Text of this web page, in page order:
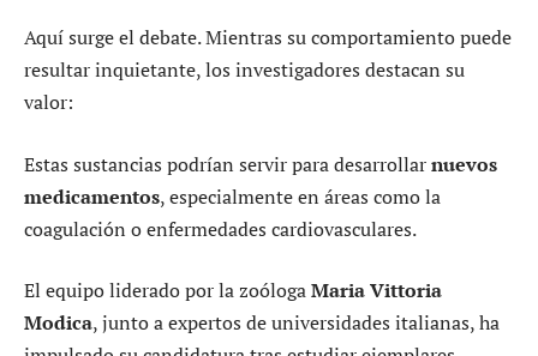
Aquí surge el debate. Mientras su comportamiento puede
resultar inquietante, los investigadores destacan su
valor:
Estas sustancias podrían servir para desarrollarnuevos
medicamentos, especialmente en áreas como la
coagulación o enfermedades cardiovasculares.
El equipo liderado por la zoólogaMaria Vittoria
Modica, junto a expertos de universidades italianas, ha